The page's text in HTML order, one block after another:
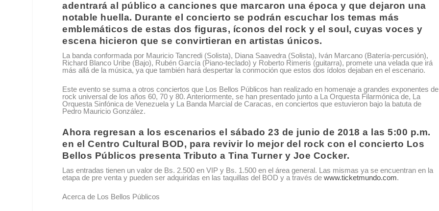
adentrará al público a canciones que marcaron una época y que dejaron una
notable huella. Durante el concierto se podrán escuchar los temas más
emblemáticos de estas dos figuras, íconos del rock y el soul, cuyas voces y
escena hicieron que se convirtieran en artistas únicos.
La banda conformada por Mauricio Tancredi (Solista), Diana Saavedra (Solista), Iván Marcano (Batería-percusión),
Richard Blanco Uribe (Bajo), Rubén García (Piano-teclado) y Roberto Rimeris (guitarra), promete una velada que irá
más allá de la música, ya que también hará despertar la conmoción que estos dos ídolos dejaban en el escenario.
Este evento se suma a otros conciertos que Los Bellos Públicos han realizado en homenaje a grandes exponentes
rock universal de los años 60, 70 y 80. Anteriormente, se han presentado junto a La Orquesta Filarmónica de, La
Orquesta Sinfónica de Venezuela y La Banda Marcial de Caracas, en conciertos que estuvieron bajo la batuta de
Pedro Mauricio González.
Ahora regresan a los escenarios el sábado 23 de junio de 2018 a las 5:00 p.m.
en el Centro Cultural BOD, para revivir lo mejor del rock con el concierto Los
Bellos Públicos presenta Tributo a Tina Turner y Joe Cocker.
Las entradas tienen un valor de Bs. 2.500 en VIP y Bs. 1.500 en el área general. Las mismas ya se encuentran en la
etapa de pre venta y pueden ser adquiridas en las taquillas del BOD y a través dewww.ticketmundo.com.
Acerca de Los Bellos Públicos